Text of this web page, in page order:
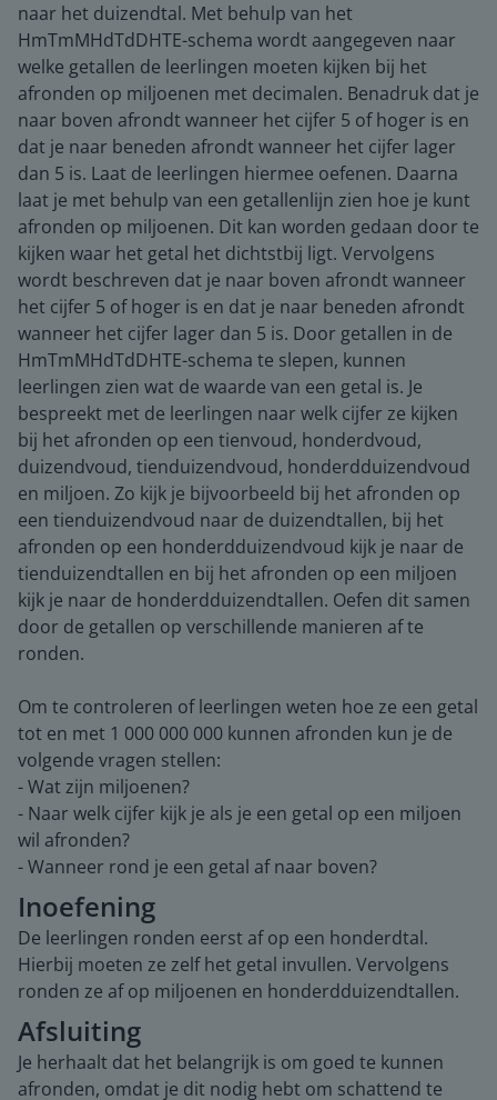
naar het duizendtal. Met behulp van het
HmTmMHdTdDHTE-schema wordt aangegeven naar
welke getallen de leerlingen moeten kijken bij het
afronden op miljoenen met decimalen. Benadruk dat je
naar boven afrondt wanneer het cijfer 5 of hoger is en
dat je naar beneden afrondt wanneer het cijfer lager
dan 5 is. Laat de leerlingen hiermee oefenen. Daarna
laat je met behulp van een getallenlijn zien hoe je kunt
afronden op miljoenen. Dit kan worden gedaan door te
kijken waar het getal het dichtstbij ligt. Vervolgens
wordt beschreven dat je naar boven afrondt wanneer
het cijfer 5 of hoger is en dat je naar beneden afrondt
wanneer het cijfer lager dan 5 is. Door getallen in de
HmTmMHdTdDHTE-schema te slepen, kunnen
leerlingen zien wat de waarde van een getal is. Je
bespreekt met de leerlingen naar welk cijfer ze kijken
bij het afronden op een tienvoud, honderdvoud,
duizendvoud, tienduizendvoud, honderdduizendvoud
en miljoen. Zo kijk je bijvoorbeeld bij het afronden op
een tienduizendvoud naar de duizendtallen, bij het
afronden op een honderdduizendvoud kijk je naar de
tienduizendtallen en bij het afronden op een miljoen
kijk je naar de honderdduizendtallen. Oefen dit samen
door de getallen op verschillende manieren af te
ronden.
Om te controleren of leerlingen weten hoe ze een getal
tot en met 1 000 000 000 kunnen afronden kun je de
volgende vragen stellen:
- Wat zijn miljoenen?
- Naar welk cijfer kijk je als je een getal op een miljoen
wil afronden?
- Wanneer rond je een getal af naar boven?
Inoefening
De leerlingen ronden eerst af op een honderdtal.
Hierbij moeten ze zelf het getal invullen. Vervolgens
ronden ze af op miljoenen en honderdduizendtallen.
Afsluiting
Je herhaalt dat het belangrijk is om goed te kunnen
afronden, omdat je dit nodig hebt om schattend te